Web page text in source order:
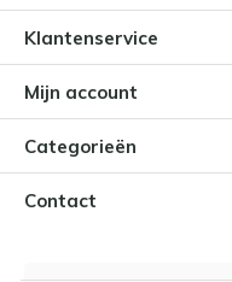
Klantenservice
Mijn account
Categorieën
Contact